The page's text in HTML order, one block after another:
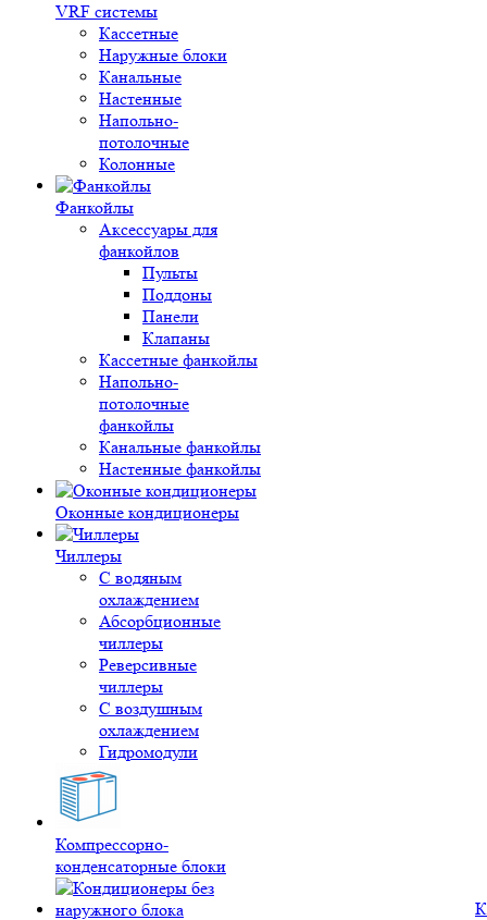
VRF системы
Кассетные
Наружные блоки
Канальные
Настенные
Напольно-
потолочные
Колонные
Фанкойлы
Аксессуары для
фанкойлов
Пульты
Поддоны
Панели
Клапаны
Кассетные фанкойлы
Напольно-
потолочные
фанкойлы
Канальные фанкойлы
Настенные фанкойлы
Оконные кондиционеры
Чиллеры
С водяным
охлаждением
Абсорбционные
чиллеры
Реверсивные
чиллеры
С воздушным
охлаждением
Гидромодули
Компрессорно-
конденсаторные блоки